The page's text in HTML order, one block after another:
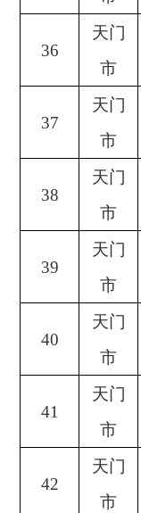
36
天门
市
37
天门
市
38
天门
市
39
天门
市
40
天门
市
41
天门
市
42
天门
市